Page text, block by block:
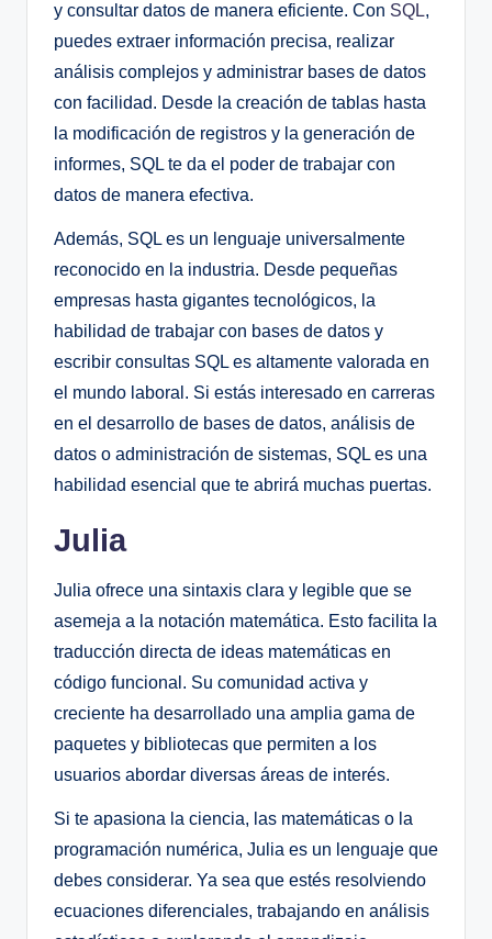
y consultar datos de manera eficiente. Con SQL,
puedes extraer información precisa, realizar
análisis complejos y administrar bases de datos
con facilidad. Desde la creación de tablas hasta
la modificación de registros y la generación de
informes, SQL te da el poder de trabajar con
datos de manera efectiva.
Además, SQL es un lenguaje universalmente
reconocido en la industria. Desde pequeñas
empresas hasta gigantes tecnológicos, la
habilidad de trabajar con bases de datos y
escribir consultas SQL es altamente valorada en
el mundo laboral. Si estás interesado en carreras
en el desarrollo de bases de datos, análisis de
datos o administración de sistemas, SQL es una
habilidad esencial que te abrirá muchas puertas.
Julia
Julia ofrece una sintaxis clara y legible que se
asemeja a la notación matemática. Esto facilita la
traducción directa de ideas matemáticas en
código funcional. Su comunidad activa y
creciente ha desarrollado una amplia gama de
paquetes y bibliotecas que permiten a los
usuarios abordar diversas áreas de interés.
Si te apasiona la ciencia, las matemáticas o la
programación numérica, Julia es un lenguaje que
debes considerar. Ya sea que estés resolviendo
ecuaciones diferenciales, trabajando en análisis